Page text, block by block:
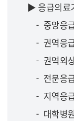
▶ 응급의료
- 중앙응
- 권역응
- 권역외
- 전문응
- 지역응
- 대학병